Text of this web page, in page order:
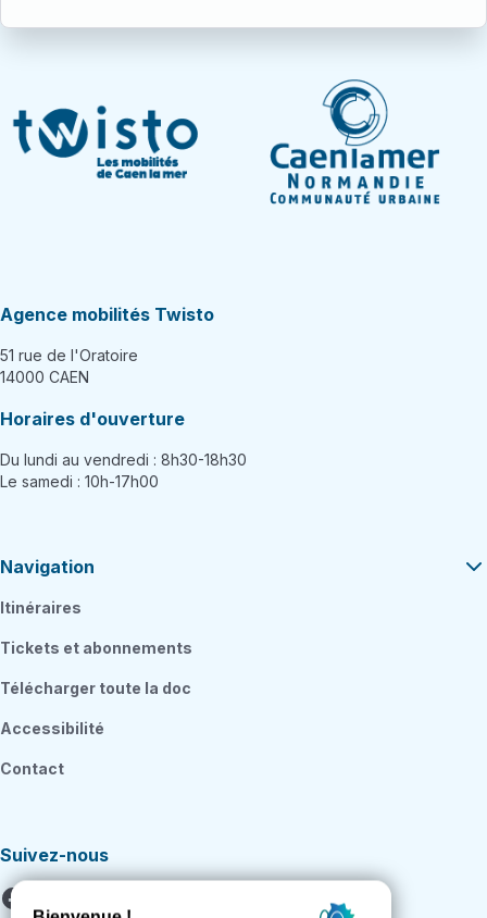
Agence mobilités Twisto
51 rue de l'Oratoire
14000 CAEN
Horaires d'ouverture
Du lundi au vendredi : 8h30-18h30
Le samedi : 10h-17h00
Navigation
Itinéraires
Tickets et abonnements
Télécharger toute la doc
Accessibilité
Contact
Suivez-nous